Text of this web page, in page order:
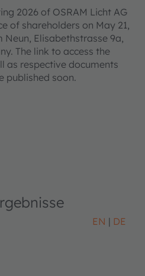
2026 of OSRAM Licht AG
of shareholders on May 21,
Neun, Elisabethstrasse 9a,
The link to access the
as respective documents
published soon.
EN DE